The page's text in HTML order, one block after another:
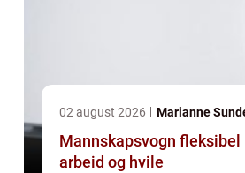
02 august 2026 Marianne
Mannskapsvogn fleksibel base for
arbeid og hvile